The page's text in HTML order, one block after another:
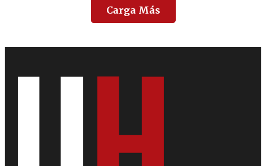
Carga Más